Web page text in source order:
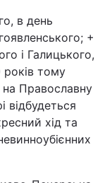
в день
+
і Галицького,
років тому
на Православну
відбудеться
хід та